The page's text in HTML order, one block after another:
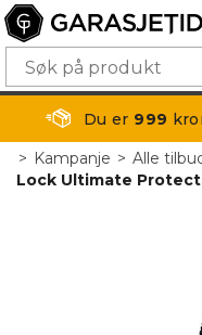
Du er 999
> Kampanje>Alle
Lock Ultimate